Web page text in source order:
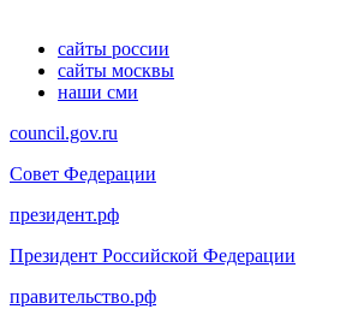
сайты россии
сайты москвы
наши сми
council.gov.ru
Совет Федерации
президент.рф
Президент Российской Федерации
правительство.рф